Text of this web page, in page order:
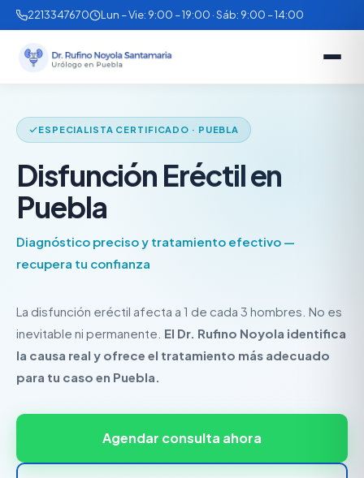
2213347670 Lun – Vie: 9:00 – 19:00 · Sáb: 9:00 – 14:00
ESPECIALISTA CERTIFICADO · PUEBLA
Disfunción Eréctil en
Puebla
Diagnóstico preciso y tratamiento efectivo —
recupera tu confianza
La disfunción eréctil afecta a 1 de cada 3 hombres. No es
inevitable ni permanente. El Dr. Rufino Noyola identifica
la causa real y ofrece el tratamiento más adecuado
para tu caso en Puebla.
Agendar consulta ahora